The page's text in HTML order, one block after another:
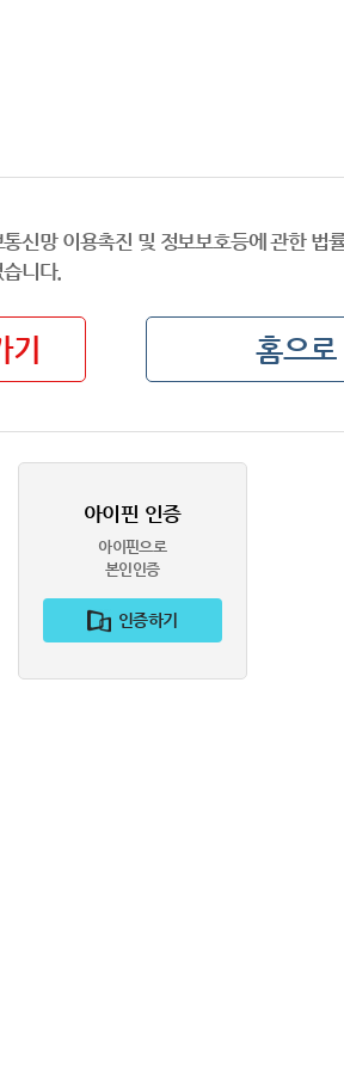
신망 이용촉진 및 정보보호등에 관한 법
니다.
홈으로
아이핀 인증
아이핀으로
본인인증
인증하기